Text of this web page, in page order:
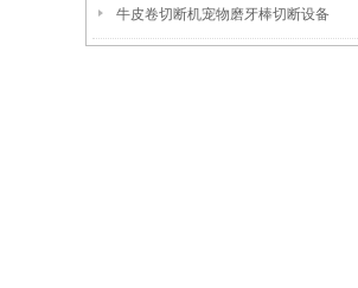
牛皮卷切断机宠物磨牙棒切断设备